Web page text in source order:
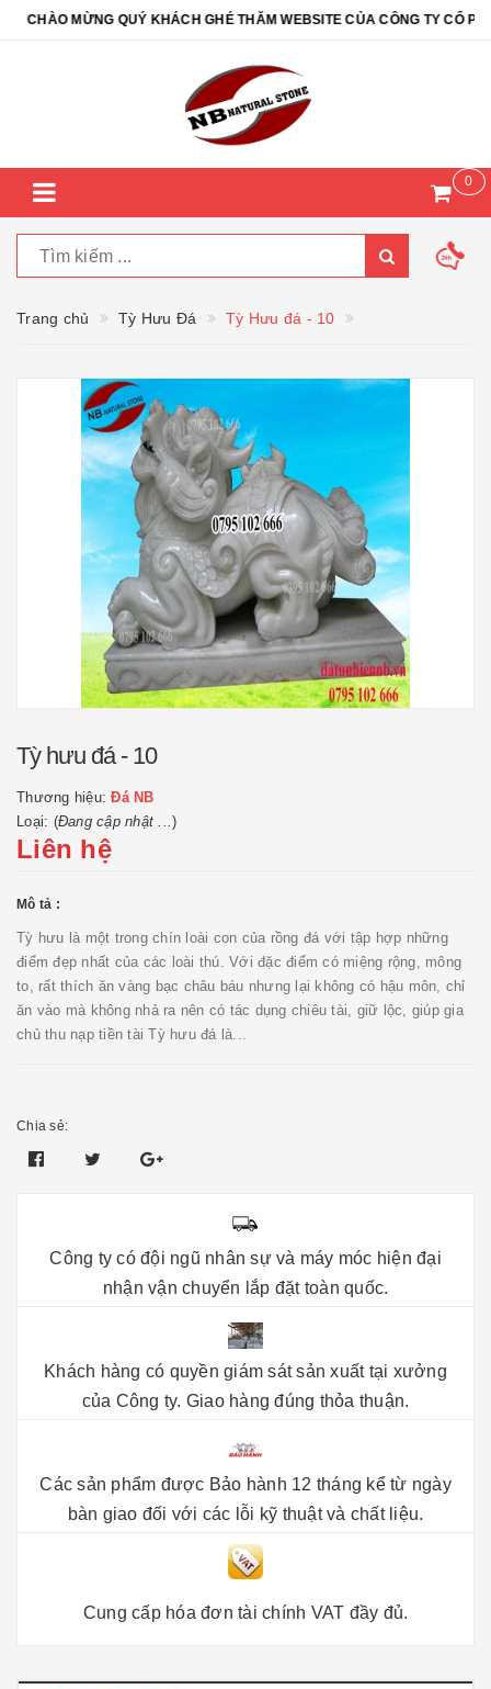
CHÀO MỪNG QUÝ KHÁCH GHÉ THĂM WEBSITE CỦA CÔNG TY CỔ
0
Trang chủ Tỳ Hưu Đá Tỳ Hưu đá - 10
Tỳ hưu đá - 10
Thương hiệu:Đá NB
Loại: (Đang cập nhật ...)
Liên hệ
Mô tả :
Tỳ hưu là một trong chín loài con của rồng đá với tập hợp những
điểm đẹp nhất của các loài thú. Với đặc điểm có miệng rộng, mông
to, rất thích ăn vàng bạc châu báu nhưng lại không có hậu môn, chỉ
ăn vào mà không nhả ra nên có tác dụng chiêu tài, giữ lộc, giúp gia
chủ thu nạp tiền tài Tỳ hưu đá là...
Chia sẻ:
Công ty có đội ngũ nhân sự và máy móc hiện đại
nhận vận chuyển lắp đặt toàn quốc.
Khách hàng có quyền giám sát sản xuất tại xưởng
của Công ty. Giao hàng đúng thỏa thuận.
Các sản phẩm được Bảo hành 12 tháng kể từ ngày
bàn giao đối với các lỗi kỹ thuật và chất liệu.
Cung cấp hóa đơn tài chính VAT đầy đủ.